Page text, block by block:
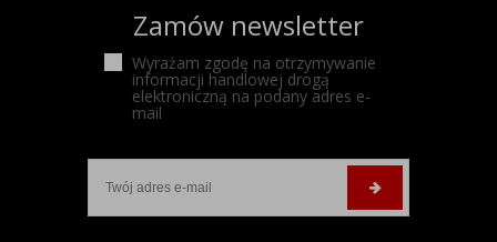
Zamów newsletter
Wyrażam zgodę na otrzymywanie
informacji handlowej drogą
elektroniczną na podany adres e-
mail